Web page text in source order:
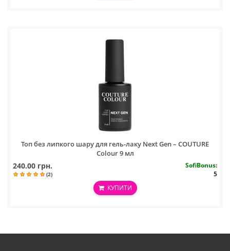
Топ без липкого шару для гель-лаку Next Gen – COUTURE
Colour 9 мл
240.00 грн.
(2)
SofiBonus:
5
КУПИТИ